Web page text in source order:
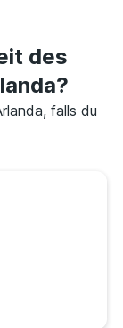
des
falls du